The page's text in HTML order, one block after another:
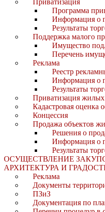
Приватизация
Программа
Информация о
Результаты
Поддержка малого
Имущество
Перечень
Реклама
Реестр
Информация о
Результаты
Приватизация
Кадастровая оценка
Концессия
Продажа объектов
Решения о
Информация о
Результаты
ОСУЩЕСТВЛЕНИЕ
АРХИТЕКТУРА И
Реклама
Документы
ПЗиЗ
Документация по